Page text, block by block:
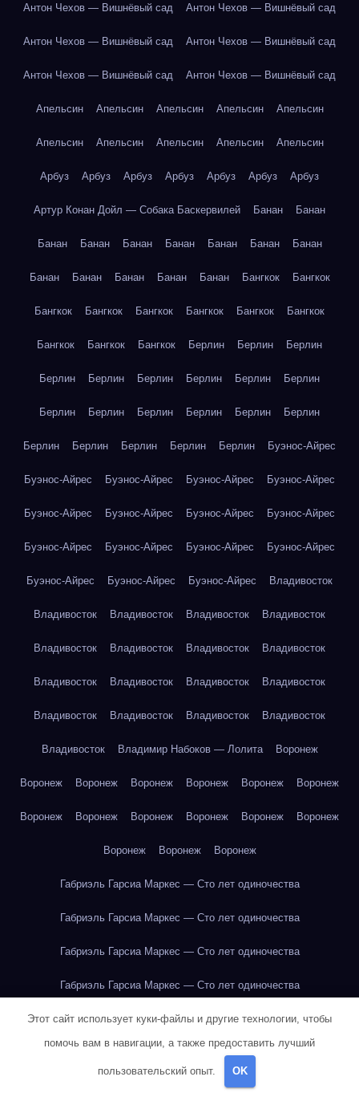
Антон Чехов — Вишнёвый сад Антон Чехов — Вишнёвый сад
Антон Чехов — Вишнёвый сад Антон Чехов — Вишнёвый сад
Антон Чехов — Вишнёвый сад Антон Чехов — Вишнёвый сад
Апельсин Апельсин Апельсин Апельсин Апельсин
Апельсин Апельсин Апельсин Апельсин Апельсин
Арбуз Арбуз Арбуз Арбуз Арбуз Арбуз Арбуз
Артур Конан Дойл — Собака Баскервилей Банан Банан
Банан Банан Банан Банан Банан Банан Банан
Банан Банан Банан Банан Банан Бангкок Бангкок
Бангкок Бангкок Бангкок Бангкок Бангкок Бангкок
Бангкок Бангкок Бангкок Берлин Берлин Берлин
Берлин Берлин Берлин Берлин Берлин Берлин
Берлин Берлин Берлин Берлин Берлин Берлин
Берлин Берлин Берлин Берлин Берлин Буэнос-Айрес
Буэнос-Айрес Буэнос-Айрес Буэнос-Айрес Буэнос-Айрес
Буэнос-Айрес Буэнос-Айрес Буэнос-Айрес Буэнос-Айрес
Буэнос-Айрес Буэнос-Айрес Буэнос-Айрес Буэнос-Айрес
Буэнос-Айрес Буэнос-Айрес Буэнос-Айрес Владивосток
Владивосток Владивосток Владивосток Владивосток
Владивосток Владивосток Владивосток Владивосток
Владивосток Владивосток Владивосток Владивосток
Владивосток Владивосток Владивосток Владивосток
Владивосток Владимир Набоков — Лолита Воронеж
Воронеж Воронеж Воронеж Воронеж Воронеж Воронеж
Воронеж Воронеж Воронеж Воронеж Воронеж Воронеж
Воронеж Воронеж Воронеж
Габриэль Гарсиа Маркес — Сто лет одиночества
Габриэль Гарсиа Маркес — Сто лет одиночества
Габриэль Гарсиа Маркес — Сто лет одиночества
Габриэль Гарсиа Маркес — Сто лет одиночества
Габриэль Гарсиа Маркес — Сто лет одиночества
Габриэль Гарсиа Маркес — Сто лет одиночества
Габриэль Гарсиа Маркес — Сто лет одиночества
Этот сайт использует куки-файлы и другие технологии, чтобы
помочь вам в навигации, а также предоставить лучший
пользовательский опыт. OK